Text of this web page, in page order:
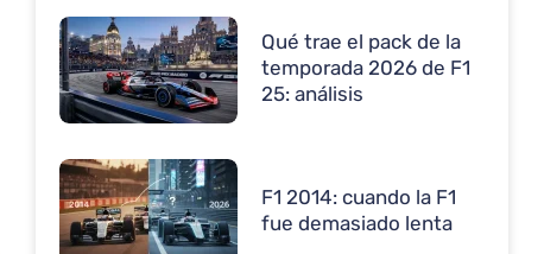
Qué trae el pack de la
temporada 2026 de F1
25: análisis
F1 2014: cuando la F1
fue demasiado lenta